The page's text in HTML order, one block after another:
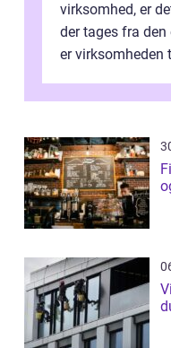
virksomhed, er
der tages fra
er